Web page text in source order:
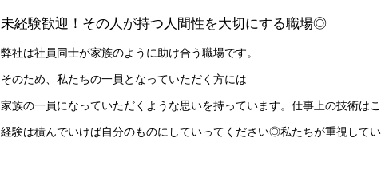
未経験歓迎！その人が持つ人間性を大切にする職場◎
弊社は社員同士が家族のように助け合う職場です。
そのため、私たちの一員となっていただく方には
家族の一員になっていただくような思いを持っています。仕事上の技術は
経験は積んでいけば自分のものにしていってください◎私たちが重視して